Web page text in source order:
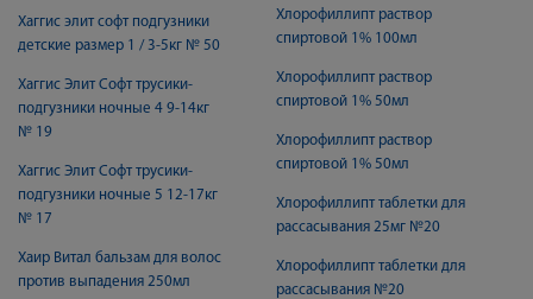
Хаггис элит софт подгузники
детские размер 1 / 3-5кг № 50
Хаггис Элит Софт трусики-
подгузники ночные 4 9-14кг
№ 19
Хаггис Элит Софт трусики-
подгузники ночные 5 12-17кг
№ 17
Хаир Витал бальзам для волос
против выпадения 250мл
Хлорофиллипт раствор
спиртовой 1% 100мл
Хлорофиллипт раствор
спиртовой 1% 50мл
Хлорофиллипт раствор
спиртовой 1% 50мл
Хлорофиллипт таблетки для
рассасывания 25мг №20
Хлорофиллипт таблетки для
рассасывания №20